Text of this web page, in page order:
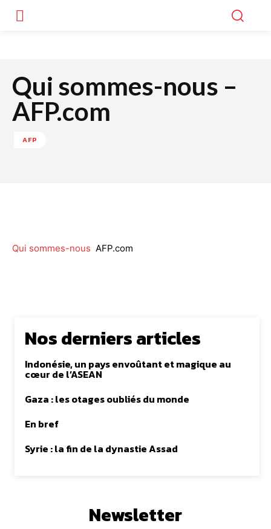
Qui sommes-nous –
AFP.com
AFP
Qui sommes-nous AFP.com
Nos derniers articles
Indonésie, un pays envoûtant et magique au
cœur de l’ASEAN
Gaza : les otages oubliés du monde
En bref
Syrie : la fin de la dynastie Assad
Newsletter